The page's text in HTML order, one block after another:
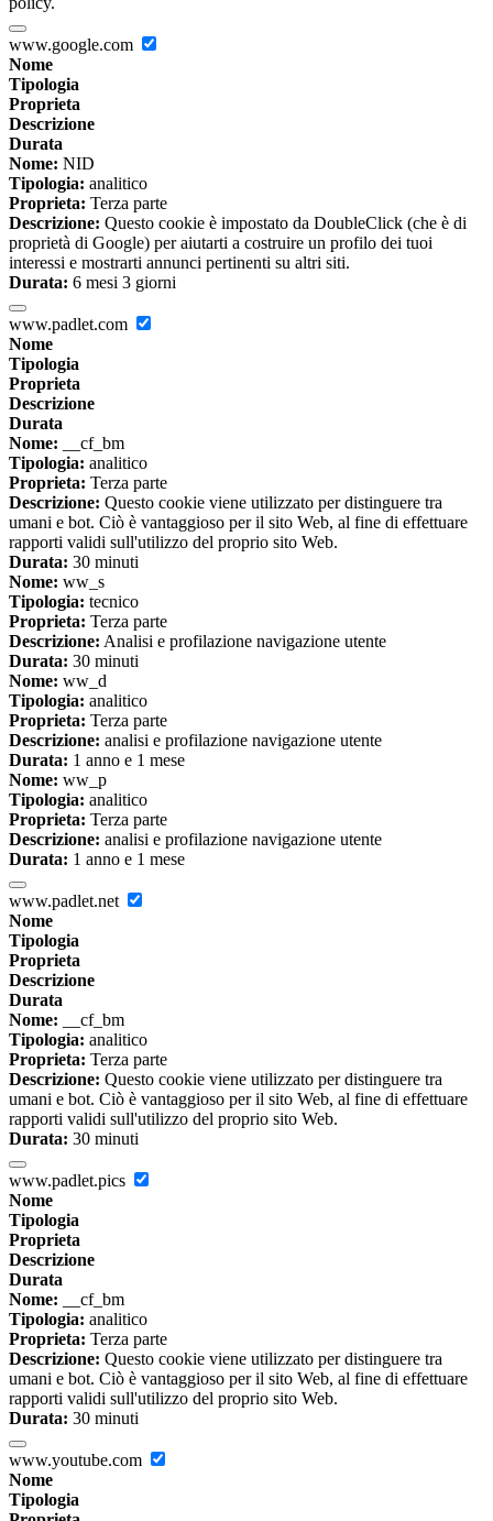
www.google.com
Nome
Tipologia
Proprieta
Descrizione
Durata
Nome: NID
Tipologia: analitico
Proprieta: Terza parte
Descrizione: Questo cookie è impostato da DoubleClick (che è di
proprietà di Google) per aiutarti a costruire un profilo dei tuoi
interessi e mostrarti annunci pertinenti su altri siti.
Durata: 6 mesi 3 giorni
www.padlet.com
Nome
Tipologia
Proprieta
Descrizione
Durata
Nome: __cf_bm
Tipologia: analitico
Proprieta: Terza parte
Descrizione: Questo cookie viene utilizzato per distinguere tra
umani e bot. Ciò è vantaggioso per il sito Web, al fine di effettuare
rapporti validi sull'utilizzo del proprio sito Web.
Durata: 30 minuti
Nome: ww_s
Tipologia: tecnico
Proprieta: Terza parte
Descrizione: Analisi e profilazione navigazione utente
Durata: 30 minuti
Nome: ww_d
Tipologia: analitico
Proprieta: Terza parte
Descrizione: analisi e profilazione navigazione utente
Durata: 1 anno e 1 mese
Nome: ww_p
Tipologia: analitico
Proprieta: Terza parte
Descrizione: analisi e profilazione navigazione utente
Durata: 1 anno e 1 mese
www.padlet.net
Nome
Tipologia
Proprieta
Descrizione
Durata
Nome: __cf_bm
Tipologia: analitico
Proprieta: Terza parte
Descrizione: Questo cookie viene utilizzato per distinguere tra
umani e bot. Ciò è vantaggioso per il sito Web, al fine di effettuare
rapporti validi sull'utilizzo del proprio sito Web.
Durata: 30 minuti
www.padlet.pics
Nome
Tipologia
Proprieta
Descrizione
Durata
Nome: __cf_bm
Tipologia: analitico
Proprieta: Terza parte
Descrizione: Questo cookie viene utilizzato per distinguere tra
umani e bot. Ciò è vantaggioso per il sito Web, al fine di effettuare
rapporti validi sull'utilizzo del proprio sito Web.
Durata: 30 minuti
www.youtube.com
Nome
Tipologia